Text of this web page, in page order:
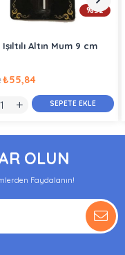
Işıltılı Altın Mum 9 cm
₺55,84
SEPETE EKLE
%32
OLUN
Faydalanın!